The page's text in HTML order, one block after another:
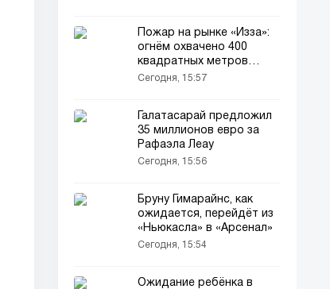
Пожар на рынке «Изза»:
огнём охвачено 400
квадратных метров
(видео)
Сегодня, 15:57
Галатасарай предложил
35 миллионов евро за
Рафаэла Леау
Сегодня, 15:56
Бруну Гимарайнс, как
ожидается, перейдёт из
«Ньюкасла» в «Арсенал»
Сегодня, 15:54
Ожидание ребёнка в